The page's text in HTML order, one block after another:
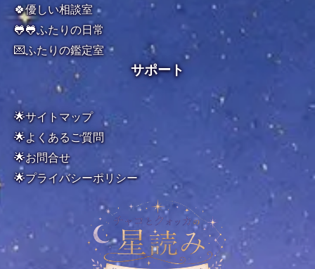
🍀優しい相談室
🐸🐸ふたりの日常
💌ふたりの鑑定室
サポート
🌟サイトマップ
🌟よくあるご質問
🌟お問合せ
🌟プライバシーポリシー